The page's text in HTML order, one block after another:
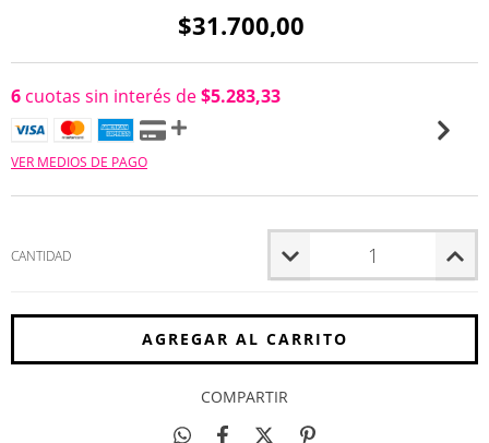
$31.700,00
6 cuotas sin interés de$5.283,33
VER MEDIOS DE PAGO
CANTIDAD
COMPARTIR